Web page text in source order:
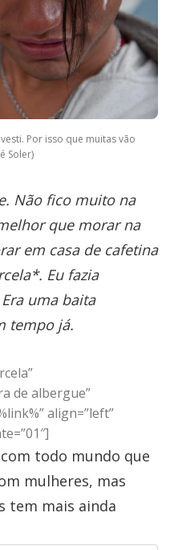
Por isso que muitas vão
Soler)
Não fico muito na
que morar na
em casa de cafetina
Eu fazia
uma baita
tempo já.
de albergue”
align=”left”
todo mundo que
mulheres, mas
tem mais ainda